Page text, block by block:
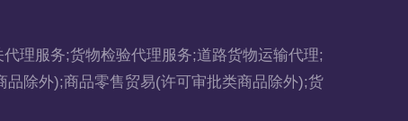
理服务;货物检验代理服务;道路货物运输代理;
除外);商品零售贸易(许可审批类商品除外);货